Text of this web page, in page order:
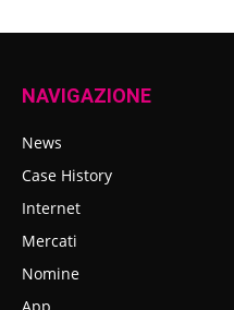
NAVIGAZIONE
News
Case History
Internet
Mercati
Nomine